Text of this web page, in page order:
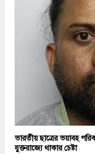
ভারতীয় ছাত্রের ভয়াবহ
যুক্তরাজ্যে থাকার চেষ্টা